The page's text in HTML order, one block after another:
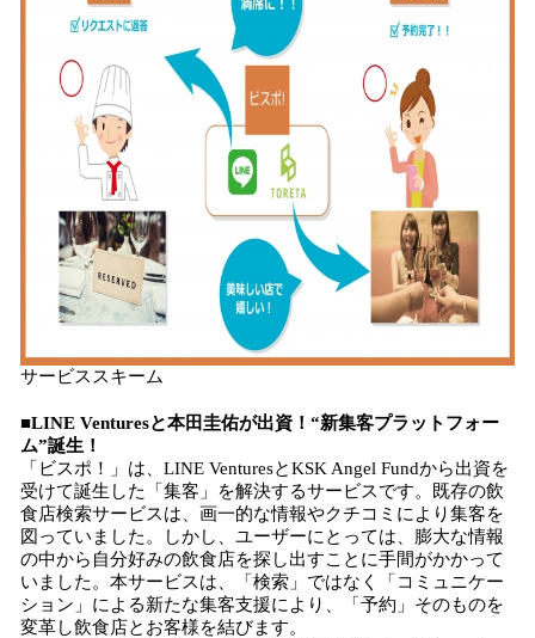
サービススキーム
■LINE Venturesと本田圭佑が出資！“新集客プラットフォー
ム”誕生！
「ビスポ！」は、LINE VenturesとKSK Angel Fundから出資を
受けて誕生した「集客」を解決するサービスです。既存の飲
食店検索サービスは、画一的な情報やクチコミにより集客を
図っていました。しかし、ユーザーにとっては、膨大な情報
の中から自分好みの飲食店を探し出すことに手間がかかって
いました。本サービスは、「検索」ではなく「コミュニケー
ション」による新たな集客支援により、「予約」そのものを
変革し飲食店とお客様を結びます。